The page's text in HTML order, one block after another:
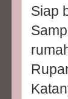
Siap